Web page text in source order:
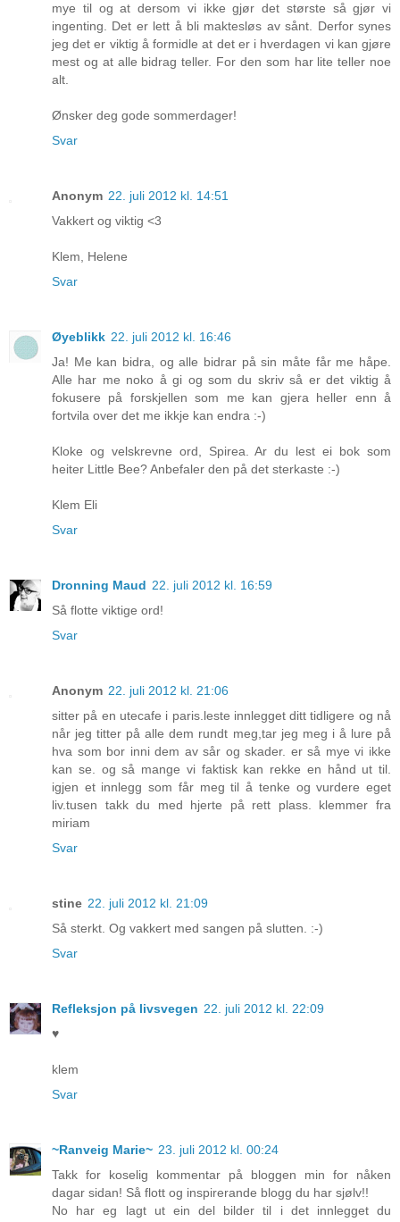
mye til og at dersom vi ikke gjør det største så gjør vi
ingenting. Det er lett å bli maktesløs av sånt. Derfor synes
jeg det er viktig å formidle at det er i hverdagen vi kan gjøre
mest og at alle bidrag teller. For den som har lite teller noe
alt.
Ønsker deg gode sommerdager!
Svar
Anonym 22. juli 2012 kl. 14:51
Vakkert og viktig <3
Klem, Helene
Svar
Øyeblikk 22. juli 2012 kl. 16:46
Ja! Me kan bidra, og alle bidrar på sin måte får me håpe.
Alle har me noko å gi og som du skriv så er det viktig å
fokusere på forskjellen som me kan gjera heller enn å
fortvila over det me ikkje kan endra :-)
Kloke og velskrevne ord, Spirea. Ar du lest ei bok som
heiter Little Bee? Anbefaler den på det sterkaste :-)
Klem Eli
Svar
Dronning Maud 22. juli 2012 kl. 16:59
Så flotte viktige ord!
Svar
Anonym 22. juli 2012 kl. 21:06
sitter på en utecafe i paris.leste innlegget ditt tidligere og nå
når jeg titter på alle dem rundt meg,tar jeg meg i å lure på
hva som bor inni dem av sår og skader. er så mye vi ikke
kan se. og så mange vi faktisk kan rekke en hånd ut til.
igjen et innlegg som får meg til å tenke og vurdere eget
liv.tusen takk du med hjerte på rett plass. klemmer fra
miriam
Svar
stine 22. juli 2012 kl. 21:09
Så sterkt. Og vakkert med sangen på slutten. :-)
Svar
Refleksjon på livsvegen 22. juli 2012 kl. 22:09
♥
klem
Svar
~Ranveig Marie~ 23. juli 2012 kl. 00:24
Takk for koselig kommentar på bloggen min for nåken
dagar sidan! Så flott og inspirerande blogg du har sjølv!!
No har eg lagt ut ein del bilder til i det innlegget du